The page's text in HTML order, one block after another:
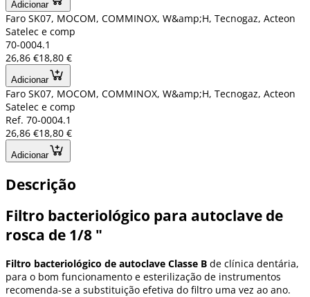
Adicionar
Faro SK07, MOCOM, COMMINOX, W&amp;H, Tecnogaz, Acteon
Satelec e comp
70-0004.1
26,86 €18,80 €
Adicionar
Faro SK07, MOCOM, COMMINOX, W&amp;H, Tecnogaz, Acteon
Satelec e comp
Ref. 70-0004.1
26,86 €18,80 €
Adicionar
Descrição
Filtro bacteriológico para autoclave de
rosca de 1/8 "
Filtro bacteriológico de autoclave Classe B de clínica dentária,
para o bom funcionamento e esterilização de instrumentos
recomenda-se a substituição efetiva do filtro uma vez ao ano.